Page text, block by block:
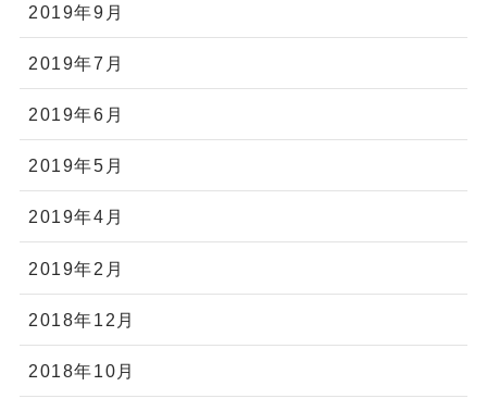
2019年9月
2019年7月
2019年6月
2019年5月
2019年4月
2019年2月
2018年12月
2018年10月